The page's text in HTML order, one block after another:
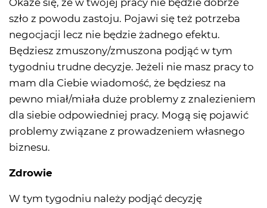
Okaże się, że w twojej pracy nie będzie dobrze
szło z powodu zastoju. Pojawi się też potrzeba
negocjacji lecz nie będzie żadnego efektu.
Będziesz zmuszony/zmuszona podjąć w tym
tygodniu trudne decyzje. Jeżeli nie masz pracy to
mam dla Ciebie wiadomość, że będziesz na
pewno miał/miała duże problemy z znalezieniem
dla siebie odpowiedniej pracy. Mogą się pojawić
problemy związane z prowadzeniem własnego
biznesu.
Zdrowie
W tym tygodniu należy podjąć decyzję